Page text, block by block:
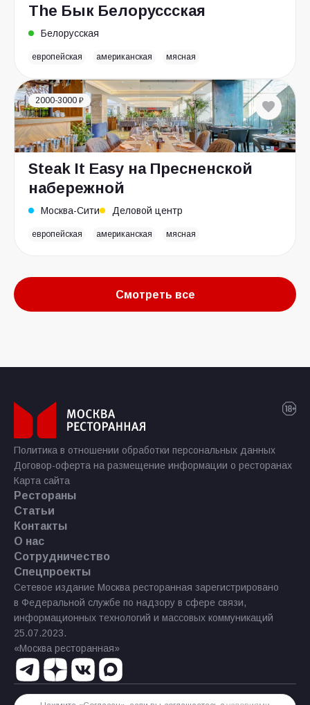
The Бык Белоруссская
Белорусская
европейская американская мясная
2000-3000 ₽
Steak It Easy на Пресненской
набережной
Москва-Сити Деловой центр
европейская американская мясная
Смотреть все
Политика в отношении обработки персональных данных
Договор-оферта на размещение информации о ресторанах
Карта сайта
Рестораны
Статьи
Контакты
О нас
Сотрудничество
Спецпроекты
Сетевое издание Москва ресторанная зарегистрировано
в Федеральной службе по надзору в сфере связи,
информационных технологий и массовых коммуникаций
25.07.2023.
«Москва ресторанная»